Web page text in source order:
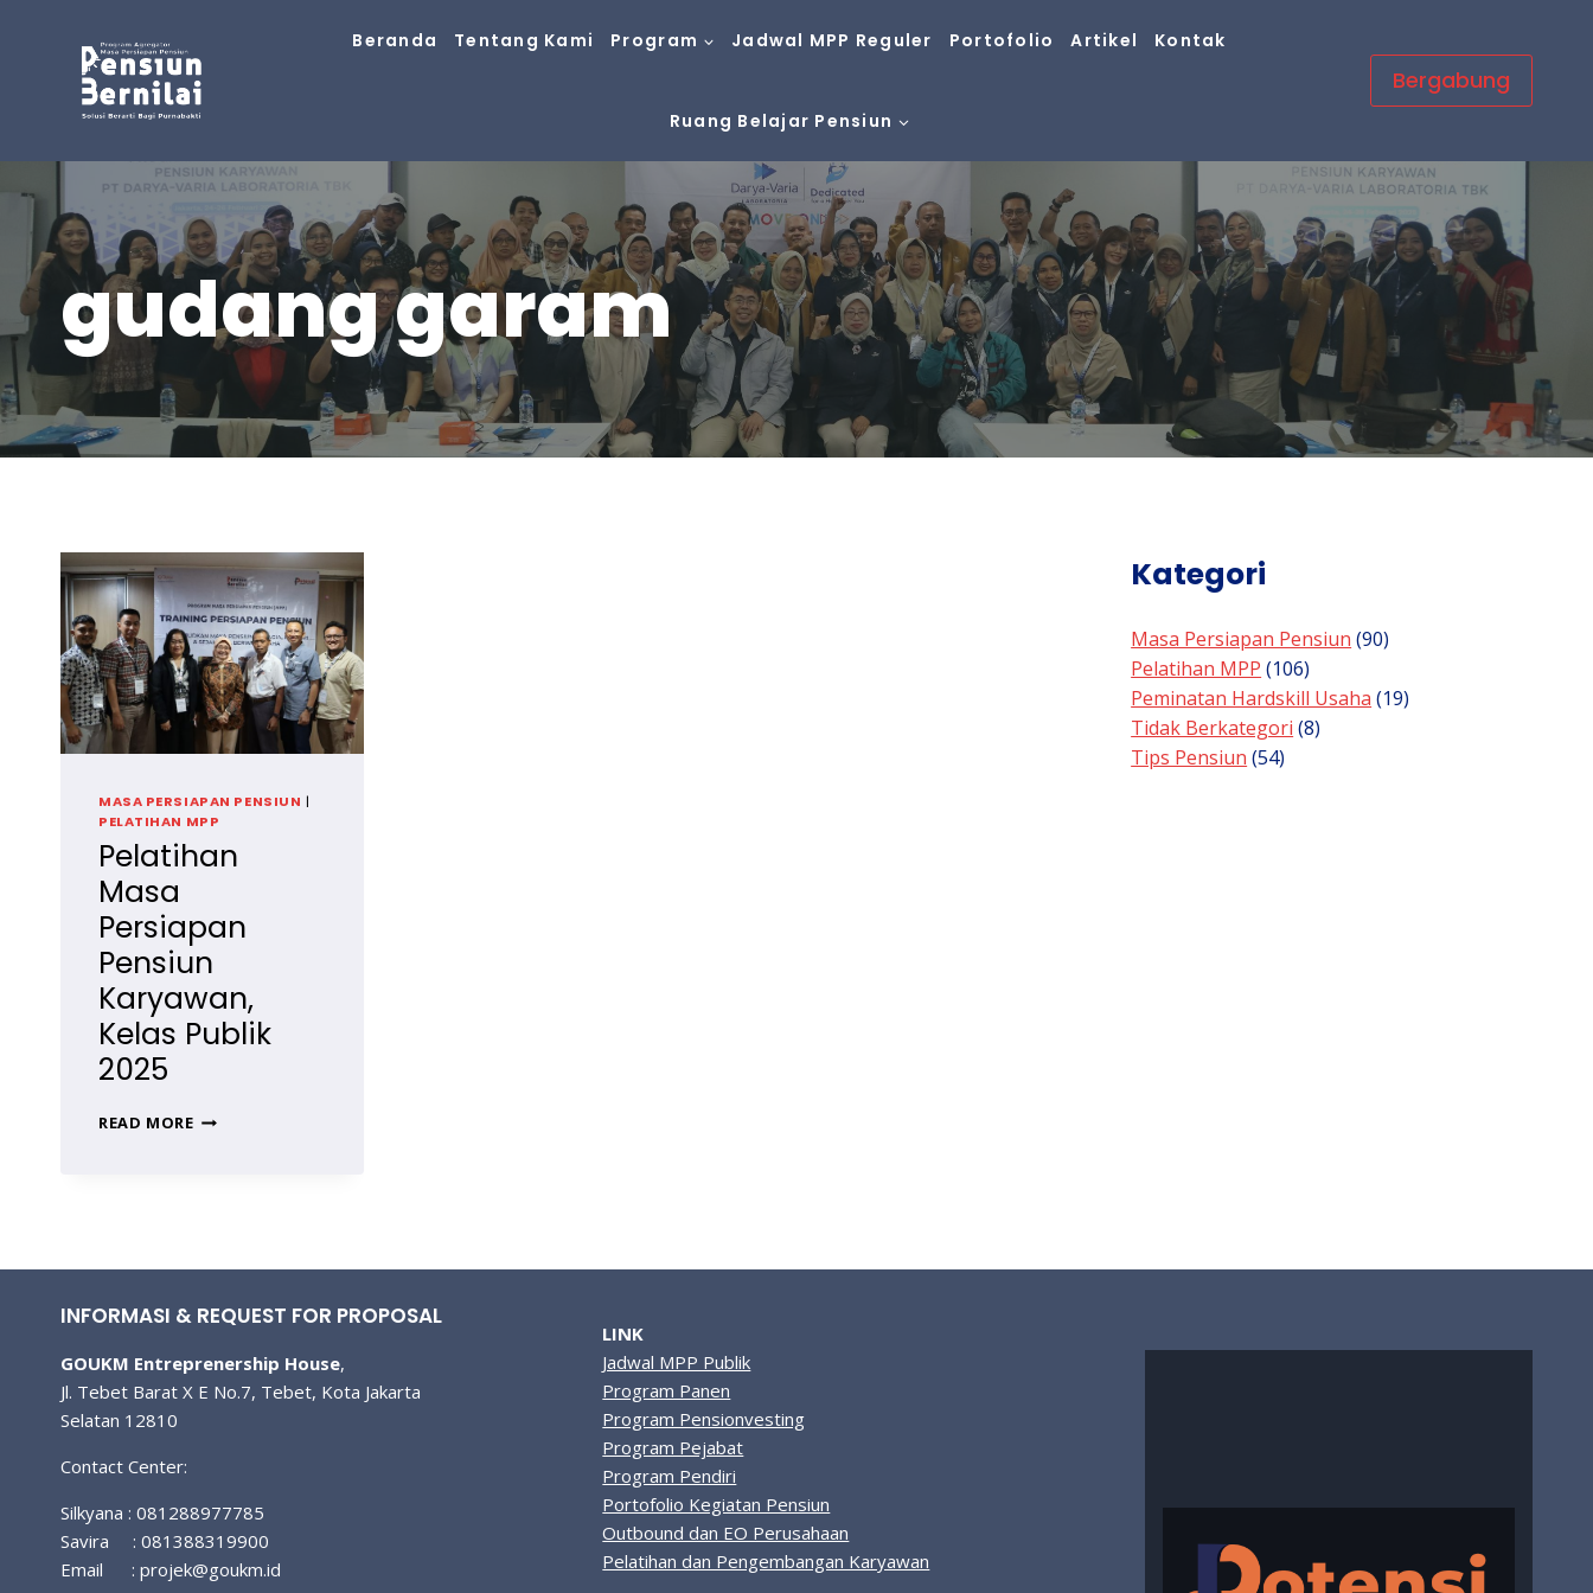
Beranda Tentang Kami Program Jadwal MPP Reguler Portofolio Artikel Kontak
Ruang Belajar Pensiun
Bergabung
gudang garam
MASA PERSIAPAN PENSIUN |
PELATIHAN MPP
Pelatihan
Masa
Persiapan
Pensiun
Karyawan,
Kelas Publik
2025
READ MOREPELATIHAN
Kategori
Masa Persiapan Pensiun (90)
Pelatihan MPP (106)
Peminatan Hardskill Usaha (19)
Tidak Berkategori (8)
Tips Pensiun (54)
INFORMASI & REQUEST FOR PROPOSAL
GOUKM Entreprenership House,
Jl. Tebet Barat X E No.7, Tebet, Kota Jakarta
Selatan 12810
Contact Center:
Silkyana : 081288977785
Savira : 081388319900
Email : projek@goukm.id
LINK
Jadwal MPP Publik
Program Panen
Program Pensionvesting
Program Pejabat
Program Pendiri
Portofolio Kegiatan Pensiun
Outbound dan EO Perusahaan
Pelatihan dan Pengembangan Karyawan